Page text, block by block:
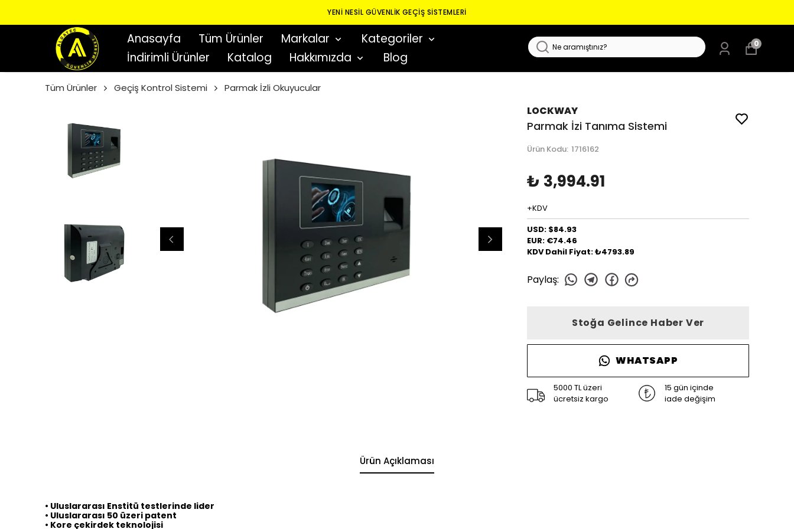
YENI NESIL GÜVENLIK GEÇIŞ SISTEMLERI
Anasayfa Tüm Ürünler Markalar
Kategoriler
İndirimli Ürünler
Katalog Hakkımızda Blog
0
Tüm Ürünler Geçiş Kontrol Sistemi Parmak İzli Okuyucular
LOCKWAY
Parmak İzi Tanıma Sistemi
Ürün Kodu: 1716162
₺ 3,994.91
+KDV
USD: $84.93
EUR: €74.46
KDV Dahil Fiyat: ₺4793.89
Paylaş:
Stoğa Gelince Haber Ver
WHATSAPP
5000 TL üzeri
ücretsiz kargo
15 gün içinde
iade değişim
Ürün Açıklaması
• Uluslararası Enstitü testlerinde lider
• Uluslararası 50 üzeri patent
• Kore çekirdek teknolojisi